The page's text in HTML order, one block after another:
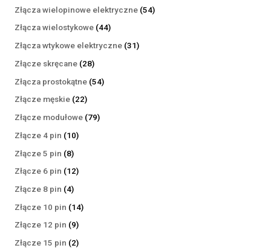
produktów
Złącza wielopinowe elektryczne 5454
Złącza wielostykowe 4444
produkty
Złącza wtykowe elektryczne 3131
Złącze skręcane 2828
produktów
Złącza prostokątne 5454
Złącze męskie 2222
produkty
Złącze modułowe 7979
Złącze 4 pin 1010
Złącze 5 pin 88
produktów
Złącze 6 pin 1212
Złącze 8 pin 44
produkty
Złącze 10 pin 1414
Złącze 12 pin 99
produktów
Złącze 15 pin 22